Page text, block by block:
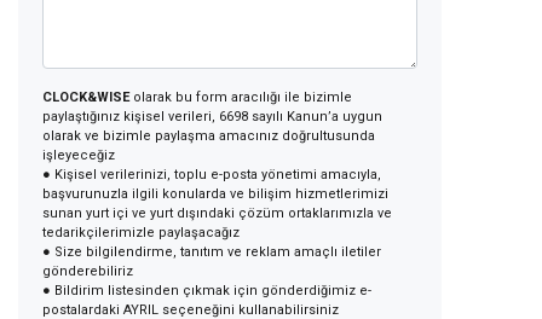
CLOCK&WISEolarak bu form aracılığı ile bizimle
paylaştığınız kişisel verileri, 6698 sayılı Kanun’a uygun
olarak ve bizimle paylaşma amacınız doğrultusunda
işleyeceğiz
● Kişisel verilerinizi, toplu e-posta yönetimi amacıyla,
başvurunuzla ilgili konularda ve bilişim hizmetlerimizi
sunan yurt içi ve yurt dışındaki çözüm ortaklarımızla ve
tedarikçilerimizle paylaşacağız
● Size bilgilendirme, tanıtım ve reklam amaçlı iletiler
gönderebiliriz
● Bildirim listesinden çıkmak için gönderdiğimiz e-
postalardaki AYRIL seçeneğini kullanabilirsiniz